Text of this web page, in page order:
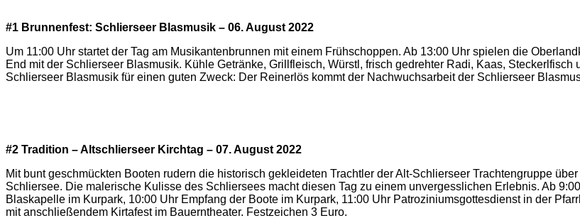
#1 Brunnenfest: Schlierseer Blasmusik – 06. August 2022
Um 11:00 Uhr startet der Tag am Musikantenbrunnen mit einem Frühschoppen. Ab 13:00 Uhr spielen die
End mit der Schlierseer Blasmusik. Kühle Getränke, Grillfleisch, Würstl, frisch gedrehter Radi, Kaas,
Schlierseer Blasmusik für einen guten Zweck: Der Reinerlös kommt der Nachwuchsarbeit der Schlierseer
#2 Tradition – Altschlierseer Kirchtag – 07. August 2022
Mit bunt geschmückten Booten rudern die historisch gekleideten Trachtler der Alt-Schlierseer Trachtengruppe
Schliersee. Die malerische Kulisse des Schliersees macht diesen Tag zu einem unvergesslichen Erlebnis. Ab
Blaskapelle im Kurpark, 10:00 Uhr Empfang der Boote im Kurpark, 11:00 Uhr Patroziniumsgottesdienst in der
mit anschließendem Kirtafest im Bauerntheater. Festzeichen 3 Euro.